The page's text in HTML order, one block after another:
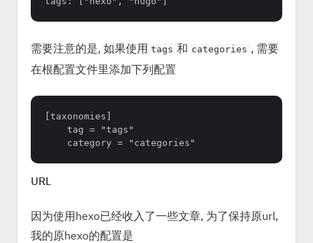
需要注意的是, 如果使用 tags 和 categories , 需要
在根配置文件里添加下列配置
[taxonomies]
    tag = "tags"
URL
因为使用hexo已经收入了一些文章, 为了保持原url,
我的原hexo的配置是